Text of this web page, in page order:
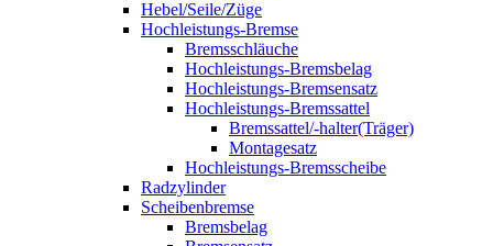
Hebel/Seile/Züge
Hochleistungs-Bremse
Bremsschläuche
Hochleistungs-Bremsbelag
Hochleistungs-Bremsensatz
Hochleistungs-Bremssattel
Bremssattel/-halter(Träger)
Montagesatz
Hochleistungs-Bremsscheibe
Radzylinder
Scheibenbremse
Bremsbelag